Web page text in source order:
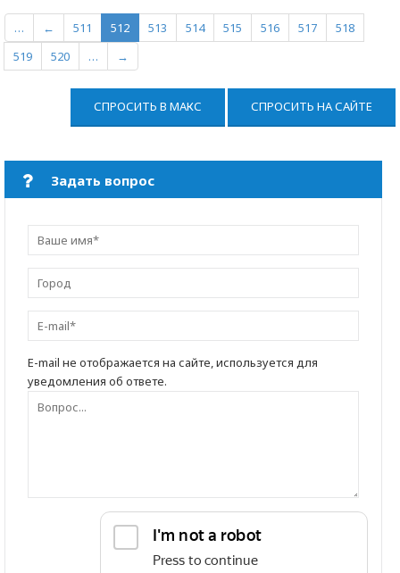
… ← 511 512 513 514 515 516 517
518
519
520 … →
СПРОСИТЬ В МАКС СПРОСИТЬ НА САЙТЕ
Задать вопрос
E-mail не отображается на сайте, используется для
уведомления об ответе.